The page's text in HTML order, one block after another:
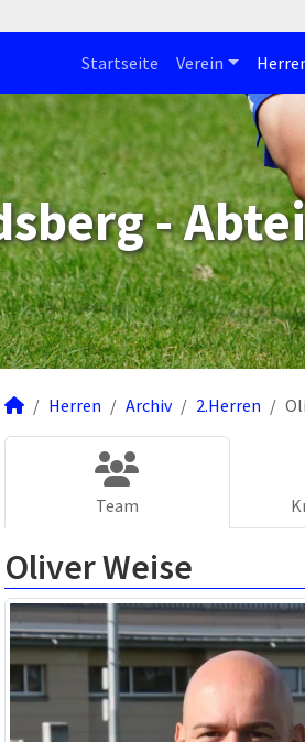
Startseite Verein
-
Herren Archiv 2.Herren
Team
Oliver Weise